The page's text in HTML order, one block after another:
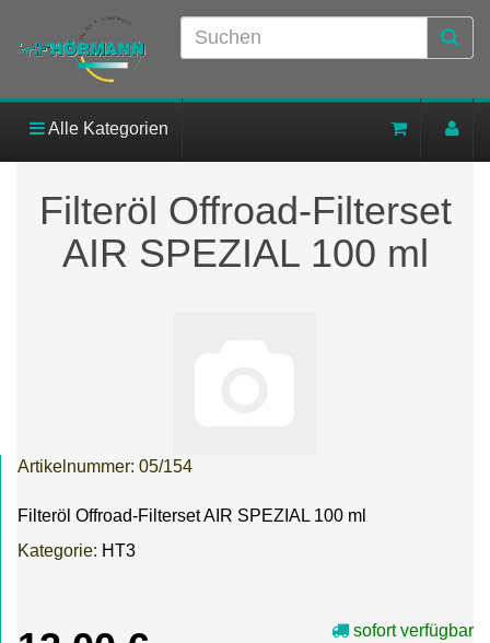
Alle Kategorien
Filteröl Offroad-Filterset
AIR SPEZIAL 100 ml
Artikelnummer: 05/154
Filteröl Offroad-Filterset AIR SPEZIAL 100 ml
Kategorie: HT3
sofort verfügbar